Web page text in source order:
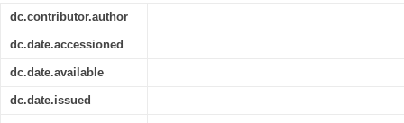
dc.contributor.author
dc.date.accessioned
dc.date.available
dc.date.issued